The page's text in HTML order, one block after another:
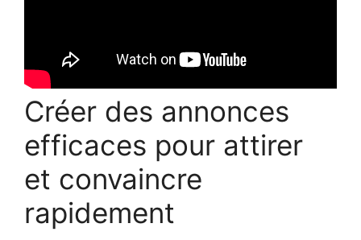
Créer des annonces
efficaces pour attirer
et convaincre
rapidement